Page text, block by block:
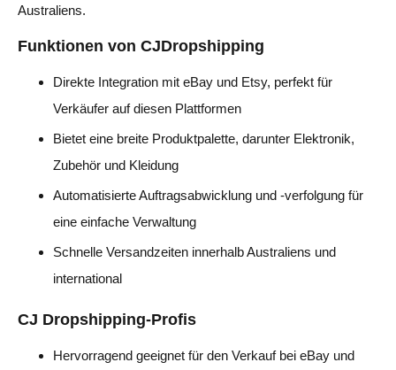
Australiens.
Funktionen von CJDropshipping
Direkte Integration mit eBay und Etsy, perfekt für
Verkäufer auf diesen Plattformen
Bietet eine breite Produktpalette, darunter Elektronik,
Zubehör und Kleidung
Automatisierte Auftragsabwicklung und -verfolgung für
eine einfache Verwaltung
Schnelle Versandzeiten innerhalb Australiens und
international
CJ Dropshipping-Profis
Hervorragend geeignet für den Verkauf bei eBay und